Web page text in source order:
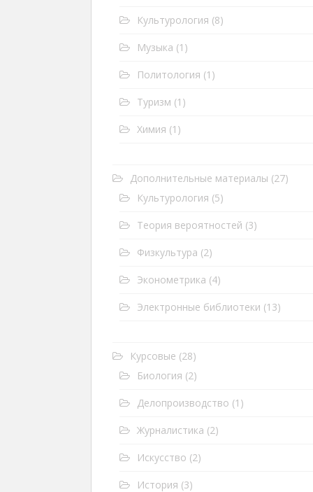
Культурология (8)
Музыка (1)
Политология (1)
Туризм (1)
Химия (1)
Дополнительные материалы (27)
Культурология (5)
Теория вероятностей (3)
Физкультура (2)
Эконометрика (4)
Электронные библиотеки (13)
Курсовые (28)
Биология (2)
Делопроизводство (1)
Журналистика (2)
Искусство (2)
История (3)